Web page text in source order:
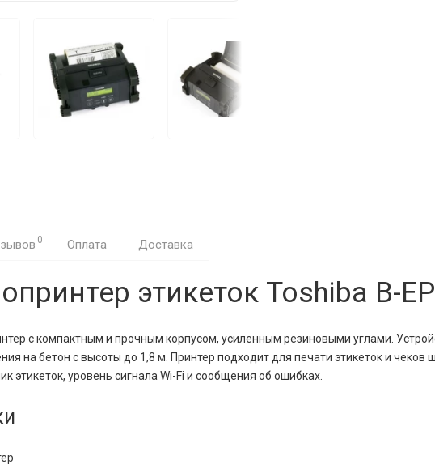
0 Оплата Доставка
этикеток Toshiba B-
с компактным и прочным корпусом, усиленным резиновыми углами.
на бетон с высоты до 1,8 м. Принтер подходит для печати этикеток и
этикеток, уровень сигнала Wi-Fi и сообщения об ошибках.